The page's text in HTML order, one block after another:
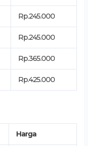
Rp.245.000
Rp.245.000
Rp.365.000
Rp.425.000
Harga